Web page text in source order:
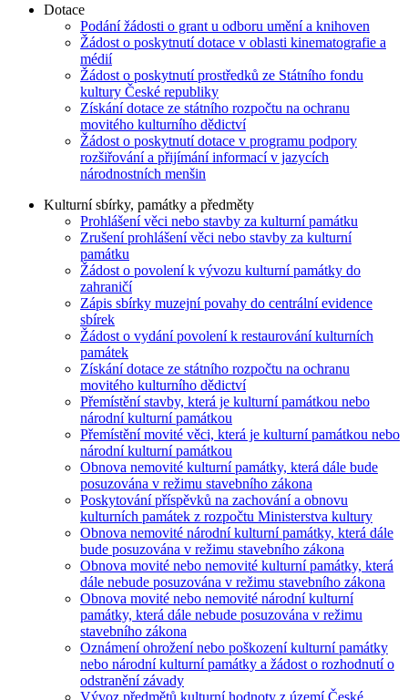
Dotace
Podání žádosti o grant u odboru umění a knihoven
Žádost o poskytnutí dotace v oblasti kinematografie a
médií
Žádost o poskytnutí prostředků ze Státního fondu
kultury České republiky
Získání dotace ze státního rozpočtu na ochranu
movitého kulturního dědictví
Žádost o poskytnutí dotace v programu podpory
rozšiřování a přijímání informací v jazycích
národnostních menšin
Kulturní sbírky, památky a předměty
Prohlášení věci nebo stavby za kulturní památku
Zrušení prohlášení věci nebo stavby za kulturní
památku
Žádost o povolení k vývozu kulturní památky do
zahraničí
Zápis sbírky muzejní povahy do centrální evidence
sbírek
Žádost o vydání povolení k restaurování kulturních
památek
Získání dotace ze státního rozpočtu na ochranu
movitého kulturního dědictví
Přemístění stavby, která je kulturní památkou nebo
národní kulturní památkou
Přemístění movité věci, která je kulturní památkou nebo
národní kulturní památkou
Obnova nemovité kulturní památky, která dále bude
posuzována v režimu stavebního zákona
Poskytování příspěvků na zachování a obnovu
kulturních památek z rozpočtu Ministerstva kultury
Obnova nemovité národní kulturní památky, která dále
bude posuzována v režimu stavebního zákona
Obnova movité nebo nemovité kulturní památky, která
dále nebude posuzována v režimu stavebního zákona
Obnova movité nebo nemovité národní kulturní
památky, která dále nebude posuzována v režimu
stavebního zákona
Oznámení ohrožení nebo poškození kulturní památky
nebo národní kulturní památky a žádost o rozhodnutí o
odstranění závady
Vývoz předmětů kulturní hodnoty z území České